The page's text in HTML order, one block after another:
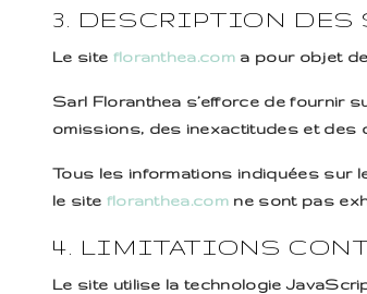
3. DESCRIPTION DES
Le site floranthea.com a pour objet
Sarl Floranthea s’efforce de fournir
omissions, des inexactitudes et des
Tous les informations indiquées sur
le site floranthea.com ne sont pas
4. LIMITATIONS
Le site utilise la technologie